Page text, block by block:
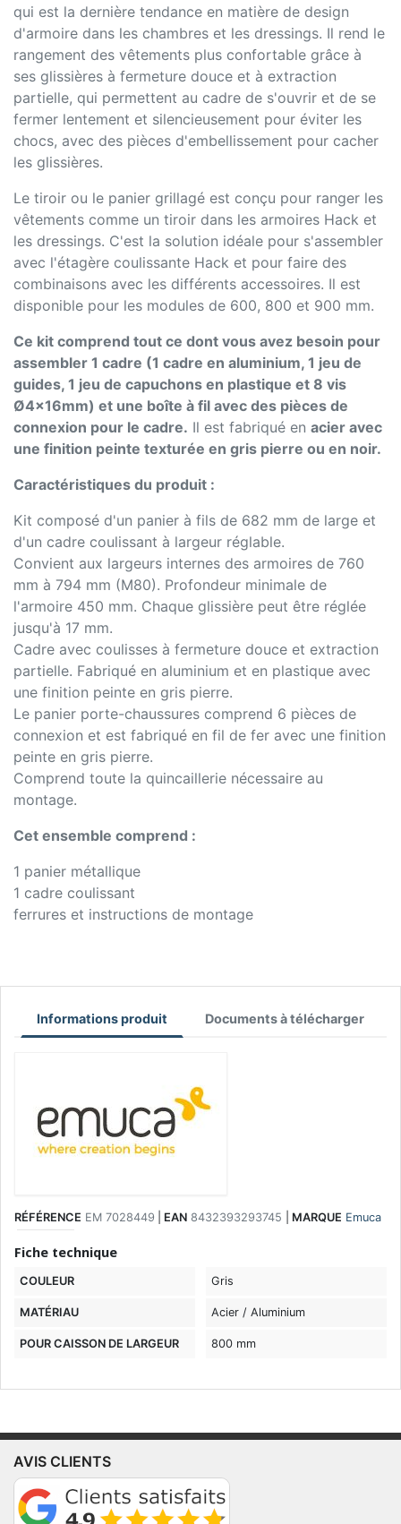
qui est la dernière tendance en matière de design
d'armoire dans les chambres et les dressings. Il rend le
rangement des vêtements plus confortable grâce à
ses glissières à fermeture douce et à extraction
partielle, qui permettent au cadre de s'ouvrir et de se
fermer lentement et silencieusement pour éviter les
chocs, avec des pièces d'embellissement pour cacher
les glissières.
Le tiroir ou le panier grillagé est conçu pour ranger les
vêtements comme un tiroir dans les armoires Hack et
les dressings. C'est la solution idéale pour s'assembler
avec l'étagère coulissante Hack et pour faire des
combinaisons avec les différents accessoires. Il est
disponible pour les modules de 600, 800 et 900 mm.
Ce kit comprend tout ce dont vous avez besoin pour
assembler 1 cadre (1 cadre en aluminium, 1 jeu de
guides, 1 jeu de capuchons en plastique et 8 vis
Ø4x16mm) et une boîte à fil avec des pièces de
connexion pour le cadre. Il est fabriqué en acier avec
une finition peinte texturée en gris pierre ou en noir.
Caractéristiques du produit :
Kit composé d'un panier à fils de 682 mm de large et
d'un cadre coulissant à largeur réglable.
Convient aux largeurs internes des armoires de 760
mm à 794 mm (M80). Profondeur minimale de
l'armoire 450 mm. Chaque glissière peut être réglée
jusqu'à 17 mm.
Cadre avec coulisses à fermeture douce et extraction
partielle. Fabriqué en aluminium et en plastique avec
une finition peinte en gris pierre.
Le panier porte-chaussures comprend 6 pièces de
connexion et est fabriqué en fil de fer avec une finition
peinte en gris pierre.
Comprend toute la quincaillerie nécessaire au
montage.
Cet ensemble comprend :
1 panier métallique
1 cadre coulissant
ferrures et instructions de montage
Informations produit Documents à télécharger
RÉFÉRENCE EM 7028449 EAN 8432393293745 MARQUE Emuca
Fiche technique
COULEUR Gris
MATÉRIAU Acier / Aluminium
POUR CAISSON DE LARGEUR 800 mm
AVIS CLIENTS